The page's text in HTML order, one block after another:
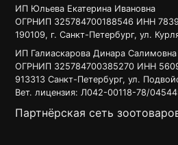
ИП Юльева Екатерина Ивановна
ОГРНИП 325784700188546 ИНН
190109, г. Санкт-Петербург, ул.
ИП Галиаскарова Динара Салимовна
ОГРНИП 325784700385270 ИНН
913313 Санкт-Петербург, ул.
Вет. лицензия: Л042-00118-78/
Партнёрская сеть